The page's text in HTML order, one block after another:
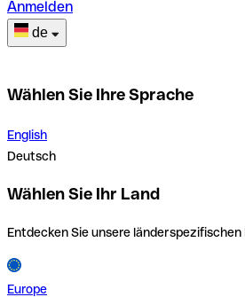
Anmelden
de
Wählen Sie Ihre Sprache
English
Deutsch
Wählen Sie Ihr Land
Entdecken Sie unsere
Europe